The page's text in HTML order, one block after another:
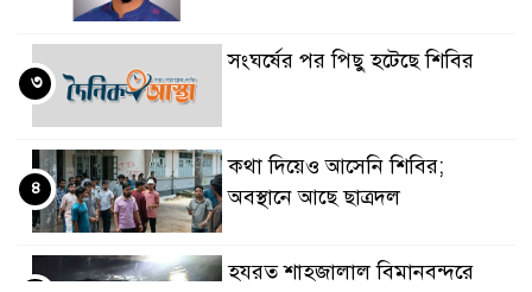
সংঘর্ষের পর পিছু হটেছে শিবির
৩
কথা দিয়েও আসেনি শিবির;
অবস্থানে আছে ছাত্রদল
৪
হযরত শাহজালাল বিমানবন্দরে